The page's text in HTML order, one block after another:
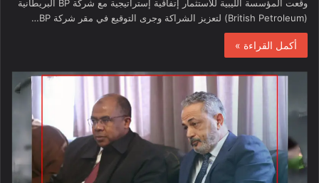
وقعت المؤسسة الليبية للاستثمار إتفاقية إستراتيجية مع شركة BP البريطانية
(British Petroleum) لتعزيز الشراكة وجرى التوقيع في مقر شركة BP…
أكمل القراءة »